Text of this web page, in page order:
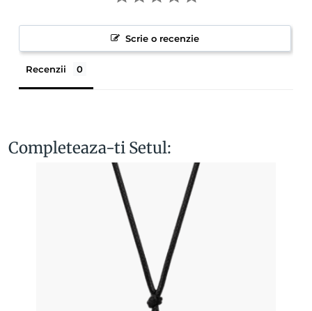
Scrie o recenzie
Recenzii
Completeaza-ti Setul: